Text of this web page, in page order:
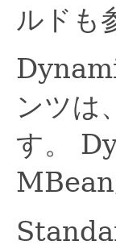
ルドも
ンツは、
す。
MBean